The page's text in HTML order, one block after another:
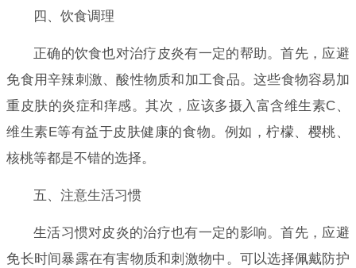
四、饮食调理
正确的饮食也对治疗皮炎有一定的帮助。首先，应避
免食用辛辣刺激、酸性物质和加工食品。这些食物容易加
重皮肤的炎症和痒感。其次，应该多摄入富含维生素C、
维生素E等有益于皮肤健康的食物。例如，柠檬、樱桃、
核桃等都是不错的选择。
五、注意生活习惯
生活习惯对皮炎的治疗也有一定的影响。首先，应避
免长时间暴露在有害物质和刺激物中。可以选择佩戴防护